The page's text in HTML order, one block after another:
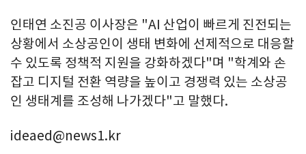
인태연 소진공 이사장은 "AI 산업이 빠르게 진전되는
상황에서 소상공인이 생태 변화에 선제적으로 대응할
수 있도록 정책적 지원을 강화하겠다"며 "학계와 손
잡고 디지털 전환 역량을 높이고 경쟁력 있는 소상공
인 생태계를 조성해 나가겠다"고 말했다.
ideaed@news1.kr